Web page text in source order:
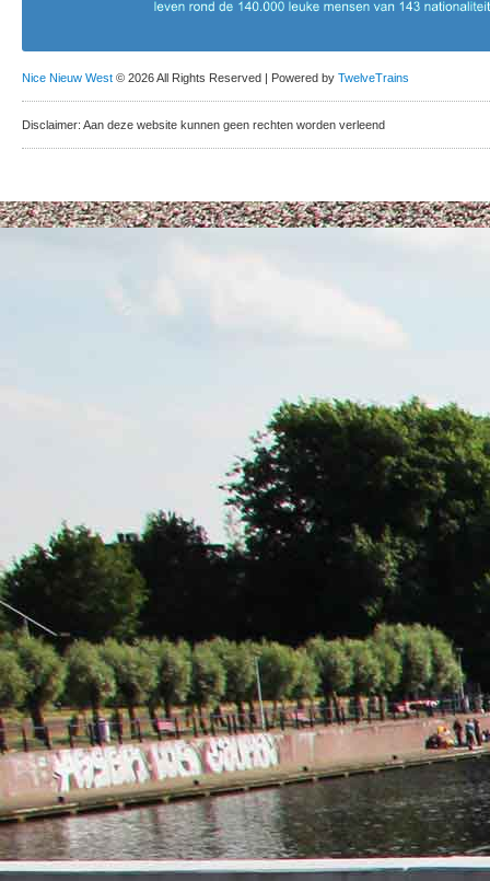
Nice Nieuw West © 2026 All Rights Reserved | Powered by TwelveTrains
Disclaimer: Aan deze website kunnen geen rechten worden verleend